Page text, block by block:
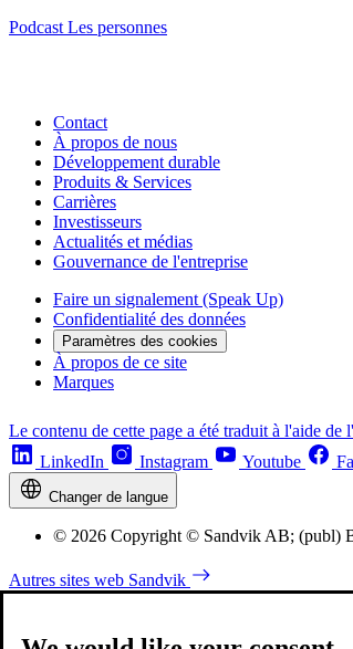
Podcast Les personnes
Contact
À propos de nous
Développement durable
Produits & Services
Carrières
Investisseurs
Actualités et médias
Gouvernance de l'entreprise
Faire un signalement (Speak Up)
Confidentialité des données
Paramètres des cookies
À propos de ce site
Marques
Le contenu de cette page a été traduit à l'aide de
LinkedIn
Instagram Youtube
Changer de langue
© 2026 Copyright © Sandvik AB; (publ)
Autres sites web Sandvik